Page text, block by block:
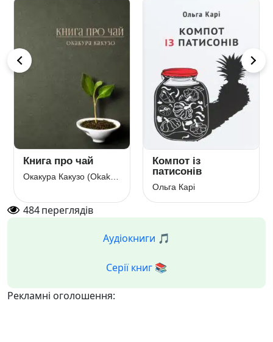
Книга про чай
Компот із
патисонів
Ольга Карі
484переглядів
Аудіокниги 🎵
Серії книг 📚
Рекламні оголошення: